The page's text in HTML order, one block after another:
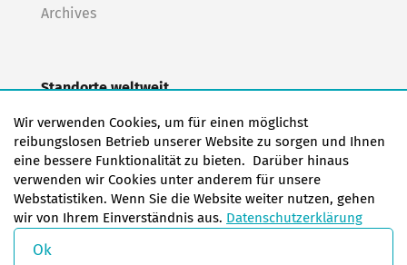
Archives
Standorte weltweit
EAS Deutschland Norden (Frankfurt a.M.)
EAS Deutschland Süden (Stuttgart)
EAS Frankreich
EAS Italien
EAS USA
EAS China
Wir verwenden Cookies, um für einen möglichst
reibungslosen Betrieb unserer Website zu sorgen und Ihnen
eine bessere Funktionalität zu bieten. Darüber hinaus
verwenden wir Cookies unter anderem für unsere
Webstatistiken. Wenn Sie die Website weiter nutzen, gehen
wir von Ihrem Einverständnis aus. Datenschutzerklärung
Ok